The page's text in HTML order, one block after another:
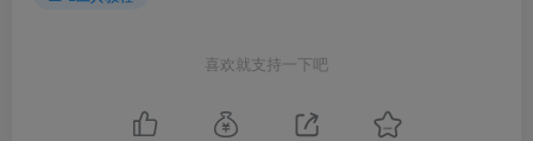
喜欢就支持一下吧